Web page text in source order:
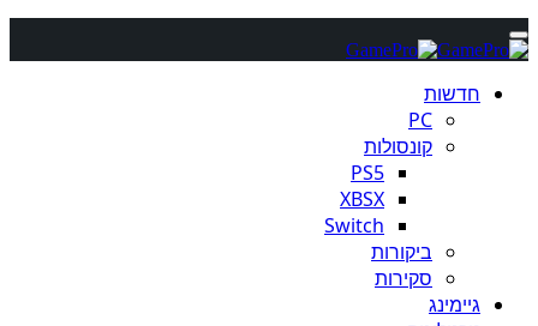
חדשות
PC
קונסולות
PS5
XBSX
Switch
ביקורות
סקירות
גיימינג